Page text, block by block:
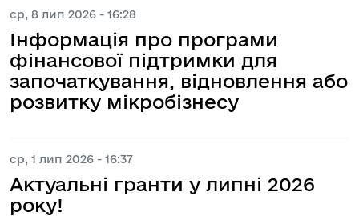
ср, 8 лип 2026 - 16:28
Інформація про програми
фінансової підтримки для
започаткування, відновлення або
розвитку мікробізнесу
ср, 1 лип 2026 - 16:37
Актуальні гранти у липні 2026
року!